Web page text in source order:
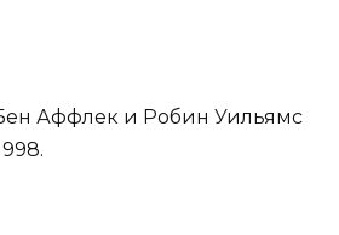
Аффлек и Робин Уильямс